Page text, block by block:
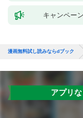
キャンペーン
漫画無料試し読みならdブック
アプリ